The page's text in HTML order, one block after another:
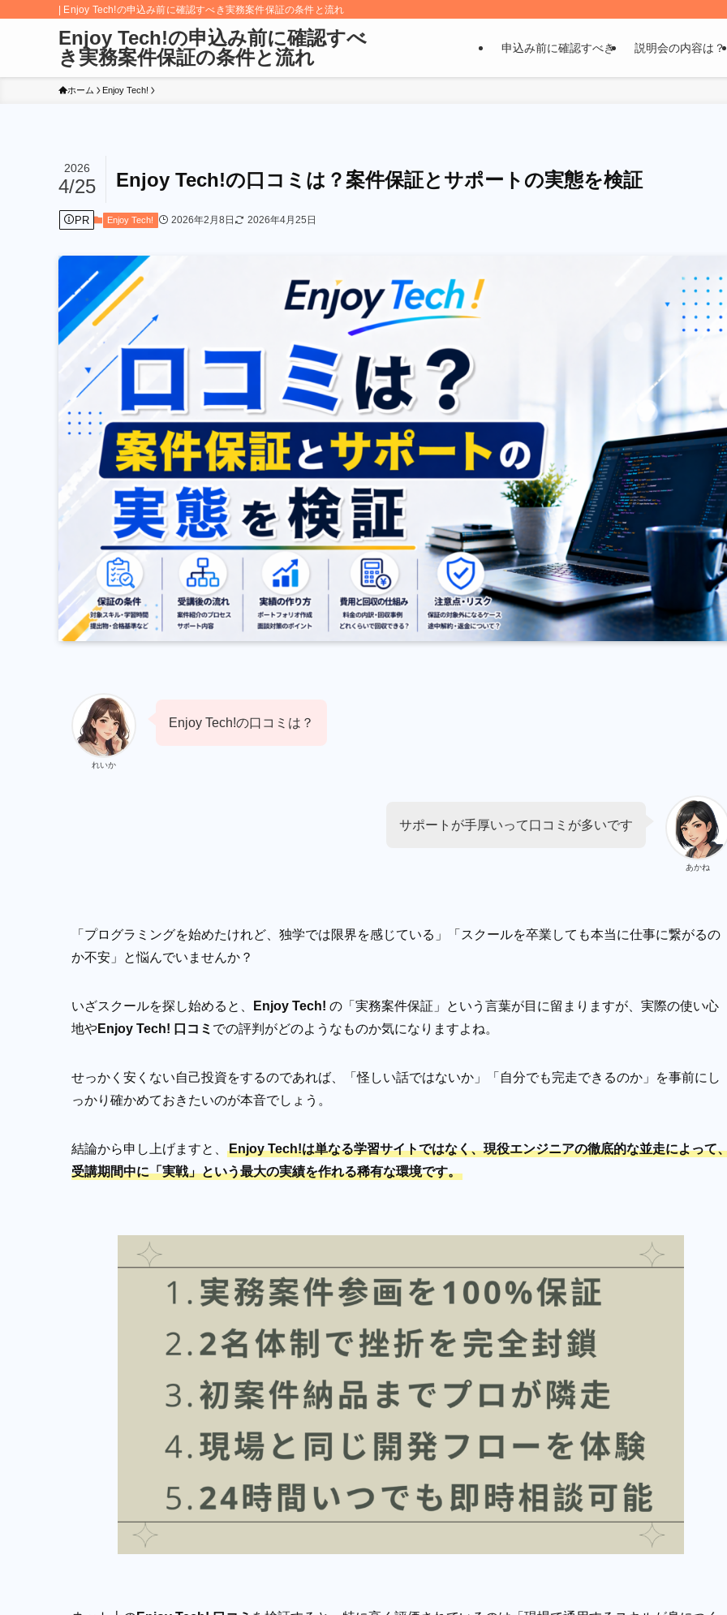
| Enjoy Tech!の申込み前に確認すべき実務案件保証の条件と流れ
Enjoy Tech!の申込み前に確認すべ
き実務案件保証の条件と流れ
申込み前に確認すべき 説明会の内容は？
ホーム Enjoy Tech!
Enjoy Tech!の口コミは？案件保証とサポートの実態を検証
2026
4/25
PR Enjoy Tech! 2026年2月8日 2026年4月25日
れいか
Enjoy Tech!の口コミは？
あかね
サポートが手厚いって口コミが多いです
「プログラミングを始めたけれど、独学では限界を感じている」「スクールを卒業しても本当に仕事に繋がるの
か不安」と悩んでいませんか？
いざスクールを探し始めると、 Enjoy Tech! の「実務案件保証」という言葉が目に留まりますが、実際の使い心
地やEnjoy Tech! 口コミ での評判がどのようなものか気になりますよね。
せっかく安くない自己投資をするのであれば、「怪しい話ではないか」「自分でも完走できるのか」を事前にし
っかり確かめておきたいのが本音でしょう。
結論から申し上げますと、
Enjoy Tech!は単なる学習サイトではなく、現役エンジニアの徹底的な並走によって
受講期間中に「実戦」という最大の実績を作れる稀有な環境です。